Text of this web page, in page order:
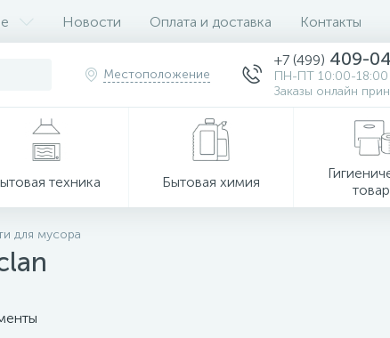
Новости Оплата и доставка Контакты
Местоположение
+7 (499) 409-
ПН-ПТ 10:00-18:00
Заказы онлайн
техника Бытовая химия
для мусора